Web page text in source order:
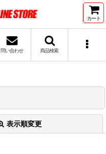
カート
問い合わせ 商品検索
表示順変更